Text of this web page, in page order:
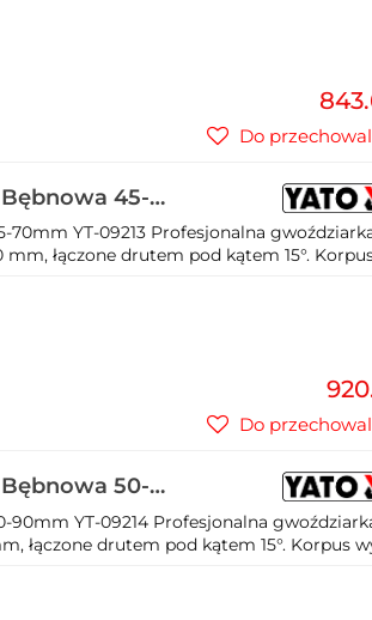
Do
45-
YT-09213 Profesjonalna
łączone drutem pod kątem 15°.
Do
50-
YT-09214 Profesjonalna
łączone drutem pod kątem 15°. Korpus